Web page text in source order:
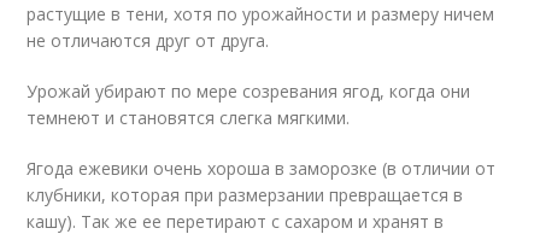
растущие в тени, хотя по урожайности и размеру ничем
не отличаются друг от друга.
Урожай убирают по мере созревания ягод, когда они
темнеют и становятся слегка мягкими.
Ягода ежевики очень хороша в заморозке (в отличии от
клубники, которая при размерзании превращается в
кашу). Так же ее перетирают с сахаром и хранят в